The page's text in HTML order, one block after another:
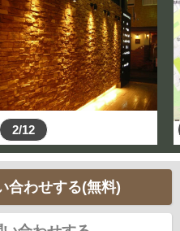
2/12
合わせする(無料)